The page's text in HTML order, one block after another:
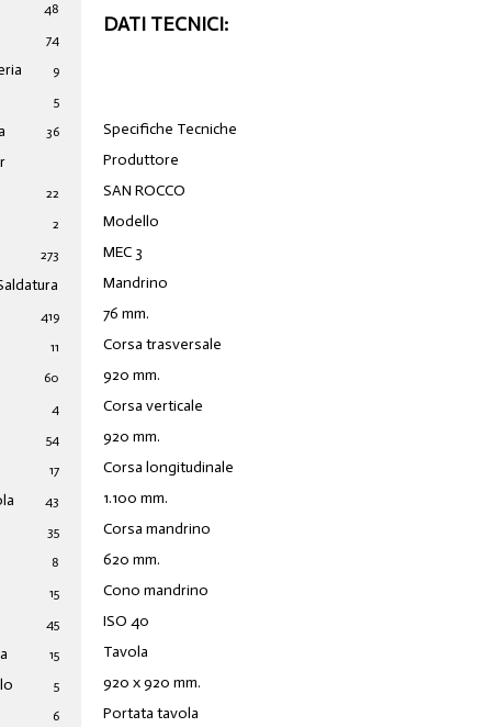
48
74
9
5
36
22
2
273
19
4
11
60
4
54
17
43
35
8
15
45
15
5
6
DATI TECNICI:
Specifiche Tecniche
Produttore
SAN ROCCO
Modello
MEC 3
Mandrino
76 mm.
Corsa trasversale
920 mm.
Corsa verticale
920 mm.
Corsa longitudinale
1.100 mm.
Corsa mandrino
620 mm.
Cono mandrino
ISO 40
Tavola
920 x 920 mm.
Portata tavola